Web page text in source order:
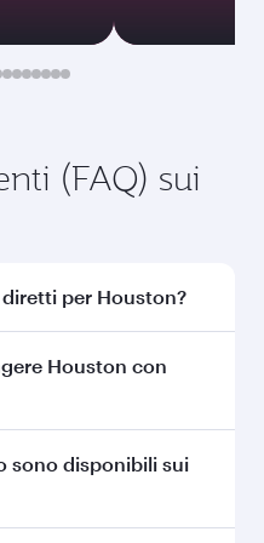
(FAQ) sui
per Houston?
diretti per Houston.
per
Houston con
a Houston con Qatar
150 destinazioni
sono disponibili sui